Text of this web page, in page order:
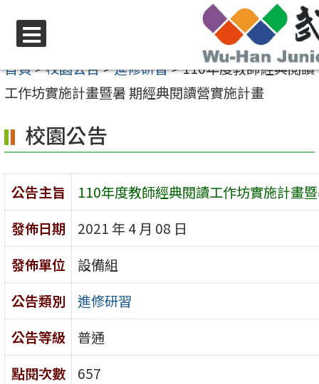
要
容
區
選
單
首頁>校園公告>進修研習>110年度教師經典閱讀
工作坊實施計畫暨暑 期經典閱讀營實施計畫
校園公告
公告主旨
110年度教師經典閱讀工作坊實施計畫
發佈日期
2021 年 4 月 08 日
發佈單位
設備組
公告類別
進修研習
公告等級
普通
點閱次數
657